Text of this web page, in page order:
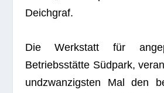
Deichgraf.
Die Werk­statt für
Betriebsstätte Südpark,
und­zwan­zigs­ten Mal den